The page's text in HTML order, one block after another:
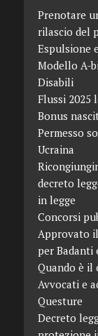
Prenotare
rilascio del
Espulsione
Modello A-
Disabili
Flussi 2025
Bonus
Permesso
Ucraina
decreto
in legge
Concorsi
Approvato
per Badanti
Quando è il
Avvocati e
Questure
Decreto